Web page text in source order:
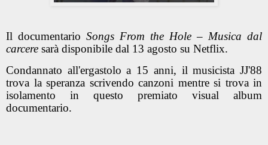
Il documentario Songs From the Hole – Musica dal
carcere sarà disponibile dal 13 agosto su Netflix.
Condannato all'ergastolo a 15 anni, il musicista JJ'88
trova la speranza scrivendo canzoni mentre si trova in
isolamento in questo premiato visual album
documentario.